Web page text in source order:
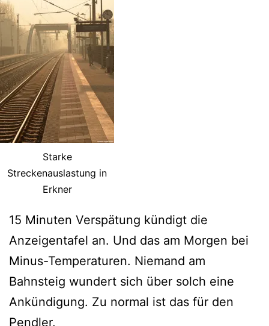
Starke
Streckenauslastung in
Erkner
15 Minuten Verspätung kündigt die
Anzeigentafel an. Und das am Morgen bei
Minus-Temperaturen. Niemand am
Bahnsteig wundert sich über solch eine
Ankündigung. Zu normal ist das für den
Pendler.